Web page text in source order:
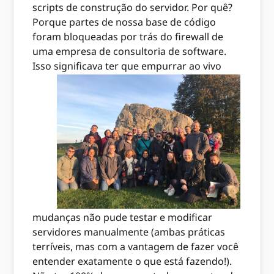
scripts de construção do servidor. Por quê?
Porque partes de nossa base de código
foram bloqueadas por trás do firewall de
uma empresa de consultoria de software.
Isso significava ter que empurrar ao vivo
mudanças não pude testar e modificar
servidores manualmente (ambas práticas
terríveis, mas com a vantagem de fazer você
entender exatamente o que está fazendo!).